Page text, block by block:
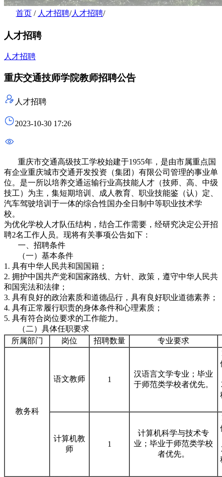
首页 / 人才招聘/人才招聘/
人才招聘
人才招聘
重庆交通技师学院教师招聘公告
人才招聘
2023-10-30 17:26
重庆市交通高级技工学校始建于1955年，是由市属重点国
有企业重庆城市交通开发投资（集团）有限公司管理的事业单
位。是一所以培养交通运输行业高技能人才（技师、高、中级
技工）为主，集短期培训、成人教育、职业技能鉴（认）定、
汽车驾驶培训于一体的综合性国办全日制中等职业技术学
校。
为优化学校人才队伍结构，结合工作需要，经研究决定公开招
聘2名工作人员。现将有关事项公告如下：
一、招聘条件
（一）基本条件
1. 具有中华人民共和国国籍；
2. 拥护中国共产党和国家路线、方针、政策，遵守中华人民共
和国宪法和法律；
3. 具有良好的政治素质和道德品行，具有良好职业道德素养；
4. 具有正常履行职责的身体条件和心理素质；
5. 具有符合岗位要求的工作能力。
（二）具体任职要求
所属部门
岗位 招聘数量 专业要求
教务科
语文教师 1
汉语言文学专业；毕业
于师范类学校者优先。
计算机教
师
1
计算机科学与技术专
业；毕业于师范类学校
者优先。